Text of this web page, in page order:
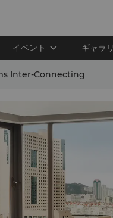
イベント ギャラ
Inter-Connecting